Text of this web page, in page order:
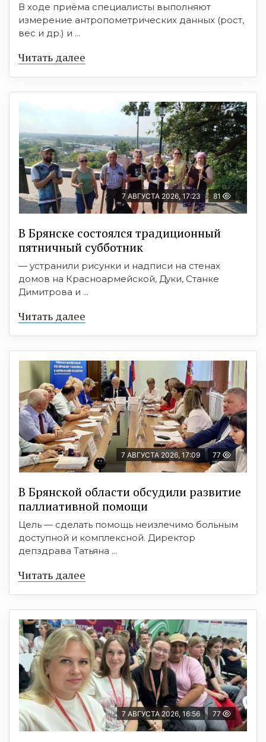
В ходе приёма специалисты выполняют
измерение антропометрических данных (рост,
вес и др.) и ...
Читать далее
7 АВГУСТА 2026, 17:23 81
В Брянске состоялся традиционный
пятничный субботник
— устранили рисунки и надписи на стенах
домов на Красноармейской, Дуки, Станке
Димитрова и ...
Читать далее
7 АВГУСТА 2026, 17:09 77
В Брянской области обсудили развитие
паллиативной помощи
Цель — сделать помощь неизлечимо больным
доступной и комплексной. Директор
депздрава Татьяна ...
Читать далее
7 АВГУСТА 2026, 16:56 77